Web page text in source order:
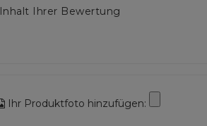
Inhalt Ihrer Bewertung
Ihr Produktfoto hinzufügen: